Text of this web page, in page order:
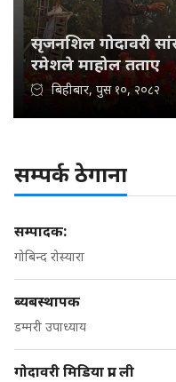
सृजनशिल गोदावरी
रमेशले माहोल तताए
बिहीबार, पुस १०, २०८२
सम्पर्क ठेगाना
सम्पादक:
गोबिन्द रोस्यारा
ब्यबस्थापक
डम्मरी उपाध्याय
गोदावरी मिडिया प्रा. ली